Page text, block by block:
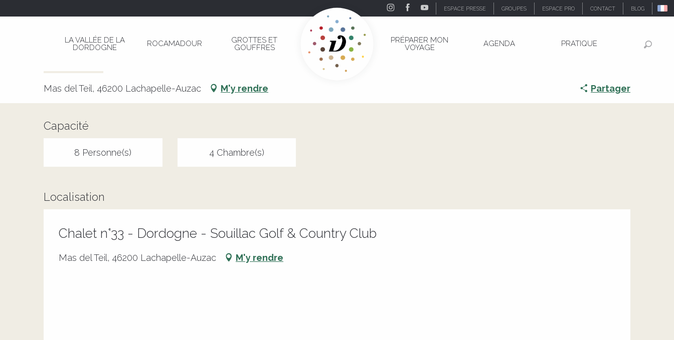
ESPACE PRESSE GROUPES ESPACE PRO CONTACT BLOG
LA VALLÉE DE LA
DORDOGNE
ROCAMADOUR
GROTTES ET
GOUFFRES
PRÉPARER MON
VOYAGE
AGENDA PRATIQUE
Chalet n°33 - Dordogne - Souillac Golf & Country Club
Mas del Teil, 46200 Lachapelle-Auzac M'y rendre Partager
Capacité
8 Personne(s) 4 Chambre(s)
Localisation
Chalet n°33 - Dordogne - Souillac Golf & Country Club
Mas del Teil, 46200 Lachapelle-Auzac M'y rendre